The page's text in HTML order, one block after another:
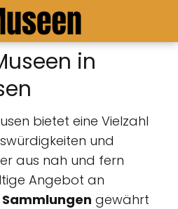
in
bietet eine Vielzahl
und
aus nah und fern
Angebot an
Sammlungen gewährt